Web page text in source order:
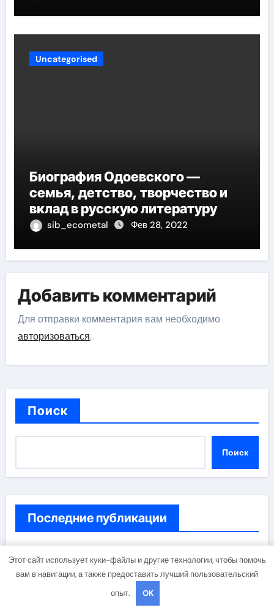
Uncategorised
Биография Одоевского —
семья, детство, творчество и
вклад в русскую литературу
sib_ecometal Фев 28, 2022
Добавить комментарий
Для отправки комментария вам необходимо
авторизоваться.
Поиск
Поиск
Последние публикации
Обзор минивэна 2025–2026 годов
Обзор модельного ряда автомобилей серии Pro
Этот сайт использует куки-файлы и другие технологии, чтобы помочь
вам в навигации, а также предоставить лучший пользовательский
опыт.
OK